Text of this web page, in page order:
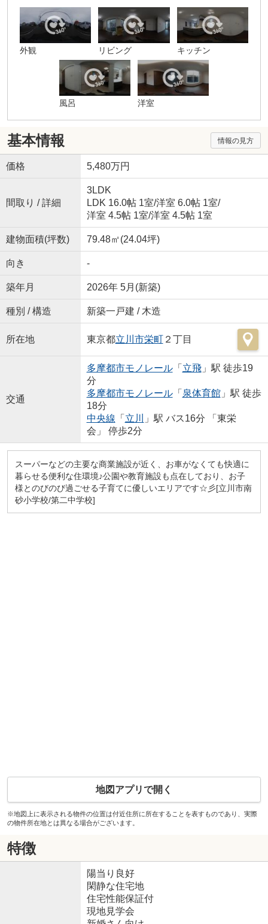
当社ミライズホーム株式会社 スタッフ一同
お客様１人１人に合った、『明るい未来図』を
ご提案させて頂きます。
お気軽にお問合せくださいませ♪
お待ちしております♪
外観 リビング キッチン
風呂 洋室
基本情報 情報の見方
価格 5,480万円
間取り / 詳細
3LDK
LDK 16.0帖 1室/洋室 6.0帖 1室/
洋室 4.5帖 1室/洋室 4.5帖 1室
建物面積(坪数) 79.48㎡(24.04坪)
向き -
築年月 2026年 5月(新築)
種別 / 構造 新築一戸建 / 木造
所在地 東京都立川市栄町２丁目
交通
多摩都市モノレール「 立飛」駅 徒歩19
分
多摩都市モノレール「 泉体育館」駅 徒歩
18分
中央線 「 立川
」駅 バス16分 「東栄
会」 停歩2分
スーパーなどの主要な商業施設が近く、お車がなくても快適に
暮らせる便利な住環境♪公園や教育施設も点在しており、お子
様とのびのび過ごせる子育てに優しいエリアです☆彡[立川市南
砂小学校/第二中学校]
地図アプリで開く
※地図上に表示される物件の位置は付近住所に所在することを表すものであり、実際
の物件所在地とは異なる場合がございます。
特徴
陽当り良好
閑静な住宅地
住宅性能保証付
現地見学会